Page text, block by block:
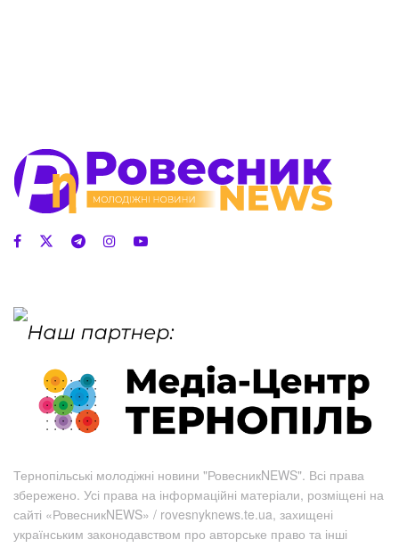
Тернопільські молодіжні новини "РовесникNEWS". Всі права
збережено. Усі права на інформаційні матеріали, розміщені на
сайті «РовесникNEWS» / rovesnyknews.te.ua, захищені
українським законодавством про авторське право та інші